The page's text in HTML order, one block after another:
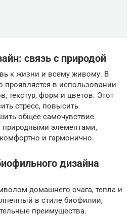
связь с природой
к жизни и всему живому. В
проявляется в использовании
текстур, форм и цветов. Этот
стресс, повысить
общее самочувствие.
природными элементами,
и гармонично.
дизайна
домашнего очага, тепла и
в стиле биофилии,
преимущества.